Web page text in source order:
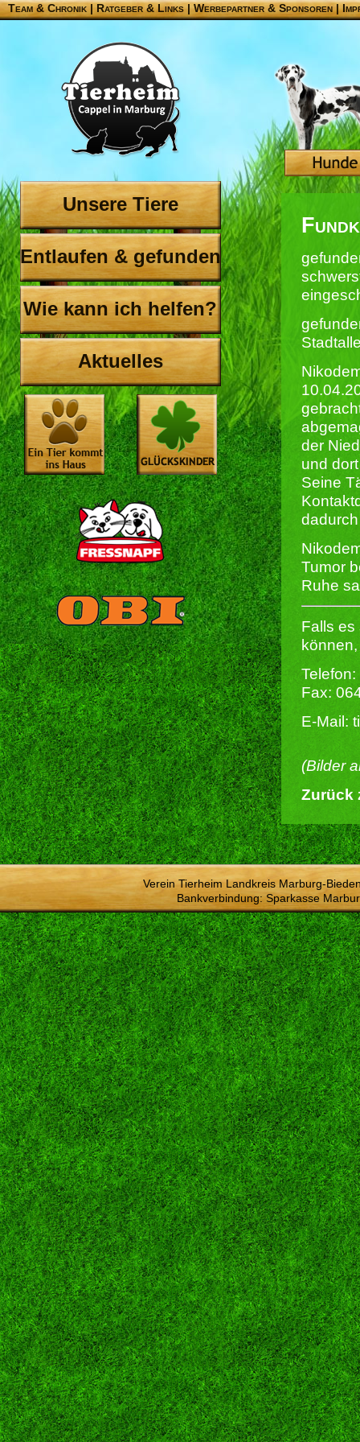
Team & Chronik |Ratgeber & Links|Werbepartner & Sponsoren|
Unsere Tiere
Entlaufen & gefunden
Wie kann ich helfen?
Aktuelles
der
und
Seine
Tumor
Ruhe
Falls es
Fax:
E-Mail:
(Bilder
Zurück
Verein Tierheim Landkreis Marburg-
Bankverbindung: Sparkasse